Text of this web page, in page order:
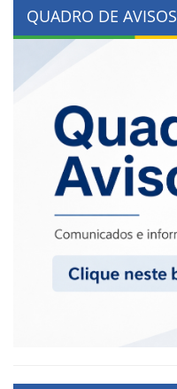
QUADRO DE AVISOS